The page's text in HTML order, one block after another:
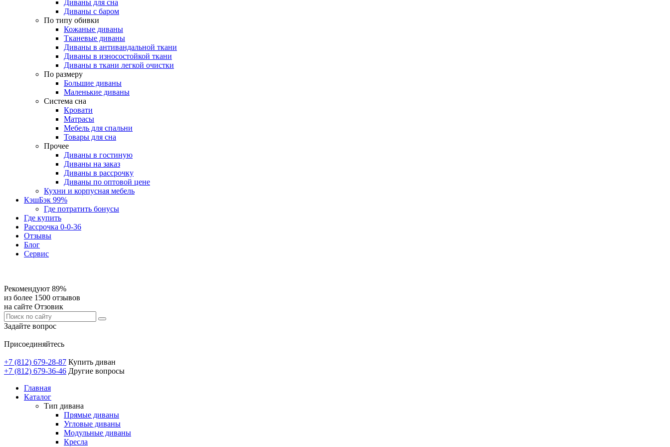
Диваны для сна
Диваны с баром
По типу обивки
Кожаные диваны
Тканевые диваны
Диваны в антивандальной ткани
Диваны в износостойкой ткани
Диваны в ткани легкой очистки
По размеру
Большие диваны
Маленькие диваны
Система сна
Кровати
Матрасы
Мебель для спальни
Товары для сна
Прочее
Диваны в гостиную
Диваны на заказ
Диваны в рассрочку
Диваны по оптовой цене
Кухни и корпусная мебель
КэшБэк 99%
Где потратить бонусы
Где купить
Рассрочка 0-0-36
Отзывы
Блог
Сервис
Рекомендуют 89%
из более 1500 отзывов
на сайте Отзовик
Задайте вопрос
Присоединяйтесь
+7 (812) 679-28-87 Купить диван
+7 (812) 679-36-46 Другие вопросы
Главная
Каталог
Тип дивана
Прямые диваны
Угловые диваны
Модульные диваны
Кресла